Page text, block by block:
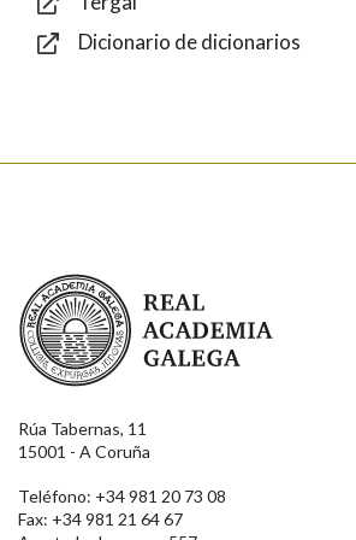
Dicionario de dicionarios
Real Academia Galega
Rúa Tabernas, 11
15001 - A Coruña
Teléfono: +34 981 20 73 08
Fax: +34 981 21 64 67